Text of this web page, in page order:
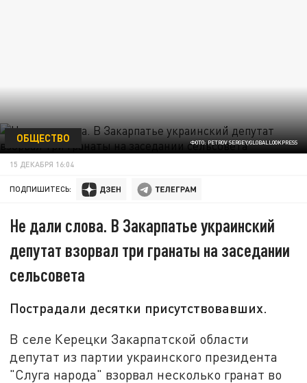
ФОТО: PETROV SERGEY/GLOBALLOOKPRESS
ОБЩЕСТВО
15 ДЕКАБРЯ 16:04
ПОДПИШИТЕСЬ:
Не дали слова. В Закарпатье украинский
депутат взорвал три гранаты на заседании
сельсовета
Пострадали десятки присутствовавших.
В селе Керецки Закарпатской области
депутат из партии украинского президента
"Слуга народа" взорвал несколько гранат во